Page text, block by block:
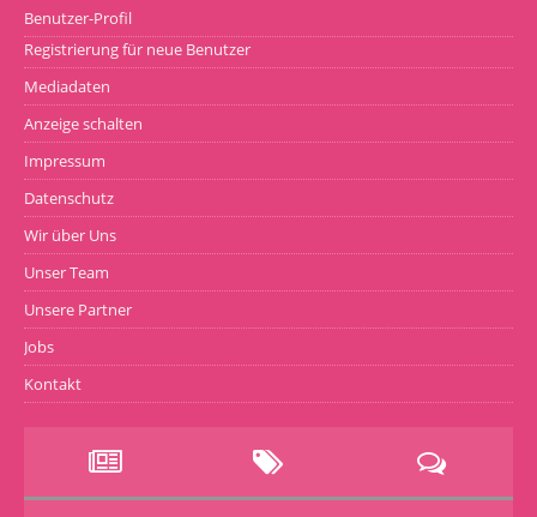
Benutzer-Profil
Registrierung für neue Benutzer
Mediadaten
Anzeige schalten
Impressum
Datenschutz
Wir über Uns
Unser Team
Unsere Partner
Jobs
Kontakt